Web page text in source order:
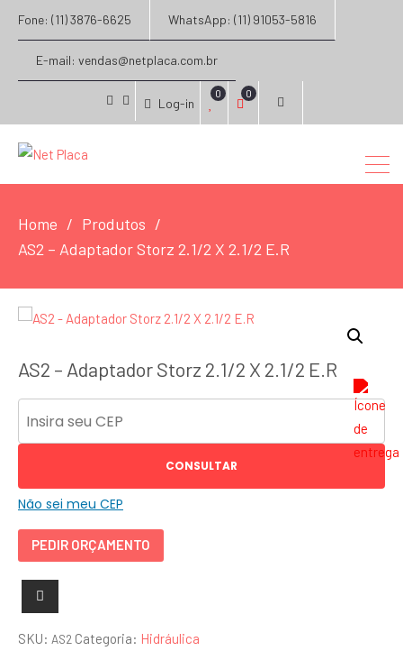
Fone: (11) 3876-6625 WhatsApp: (11) 91053-5816
E-mail: vendas@netplaca.com.br
facebook
instagram
Log-in
0 0
Home
Produtos
AS2 – Adaptador Storz 2.1/2 X 2.1/2 E.R
AS2 – Adaptador Storz 2.1/2 X 2.1/2 E.R
CONSULTAR
Não sei meu CEP
PEDIR ORÇAMENTO
SKU: AS2 Categoria: Hidráulica